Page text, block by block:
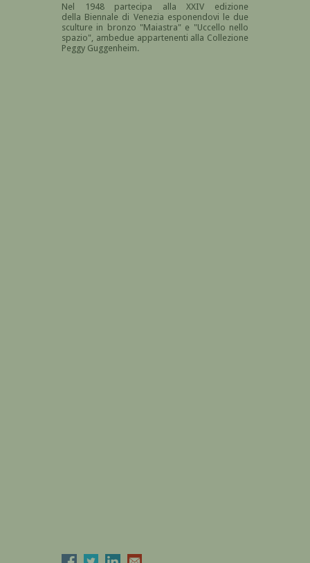
Nel 1948 partecipa alla XXIV edizione
della Biennale di Venezia esponendovi le due
sculture in bronzo "Maiastra" e "Uccello nello
spazio", ambedue appartenenti alla Collezione
Peggy Guggenheim.